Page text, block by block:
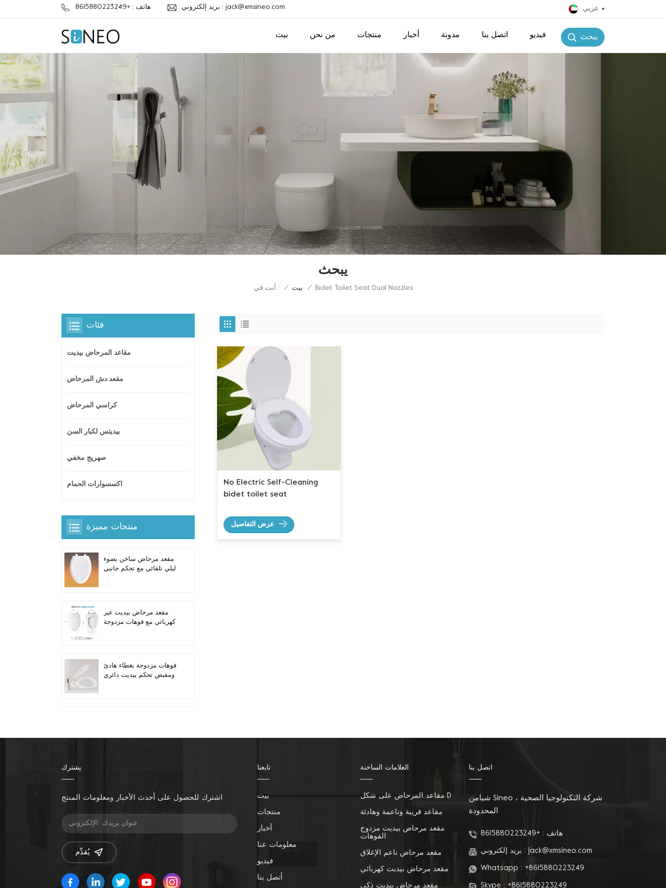
هاتف : +8615880223249 بريد إلكتروني : jack@xmsineo.com عربي
يبحث بيت من نحن منتجات أخبار مدونة اتصل بنا فيديو
يبحث
أنت في : / بيت / Bidet Toilet Seat Dual Nozzles
No Electric Self-Cleaning
bidet toilet seat
عرض التفاصيل
فئات
مقاعد المرحاض بيديت
مقعد دش المرحاض
كراسي المرحاض
بيديتس لكبار السن
صهريج مخفي
اكسسوارات الحمام
منتجات مميزة
مقعد مرحاض ساخن بضوء
ليلي تلقائي مع تحكم جانبي
مقعد مرحاض بيديت غير
كهربائي مع فوهات مزدوجة
فوهات مزدوجة بغطاء هادئ
ومقبض تحكم بيديت دائري
Handle-controlled
زيادة ارتفاع المقعد إضافة
مقاعد المرحاض
مقعد بيديت قابل للتدفئة
يشترك
اشترك للحصول على أحدث الأخبار ومعلومات المنتج
يُقدِّم
تابعنا
بيت
منتجات
أخبار
معلومات عنا
فيديو
أتصل بنا
العلامات الساخنة
مقاعد المرحاض على شكل D
مقاعد قريبة وناعمة وهادئة
مقعد مرحاض بيديت مزدوج
الفوهات
مقعد مرحاض ناعم الإغلاق
مقعد مرحاض بيديت كهربائي
مقعد مرحاض بيديت ذكي
اتصل بنا
شيامن Sineo شركة التكنولوجيا الصحية ،
المحدودة
هاتف : +8615880223249
بريد إلكتروني :jack@xmsineo.com
Whatsapp : +8615880223249
Skype : +8615880223249